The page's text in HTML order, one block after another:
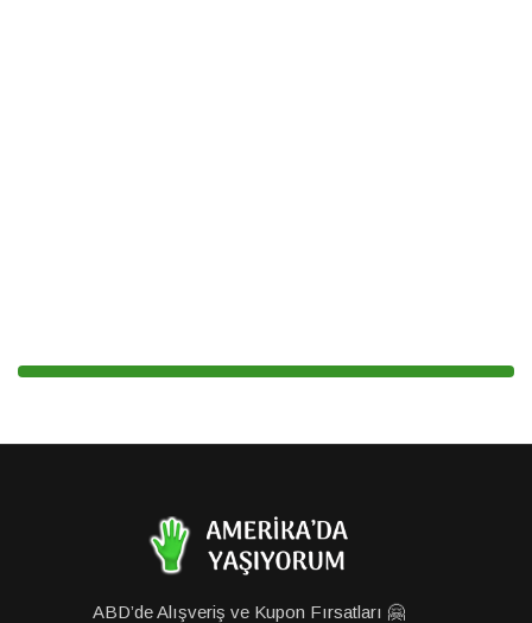
ABD’de Alışveriş ve Kupon Fırsatları 🤗